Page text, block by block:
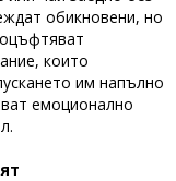
обикновени, но
които
им напълно
емоционално